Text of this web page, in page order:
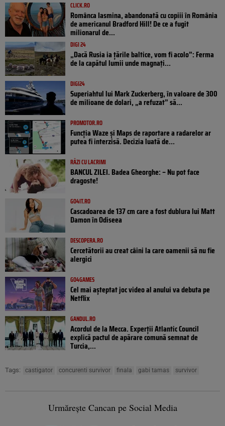
CLICK.RO
Românca Iasmina, abandonată cu copiii în România
de americanul Bradford Hill! De ce a fugit
milionarul de...
DIGI 24
„Dacă Rusia ia țările baltice, vom fi acolo”: Ferma
de la capătul lumii unde magnați...
DIGI24
Superiahtul lui Mark Zuckerberg, în valoare de 300
de milioane de dolari, „a refuzat” să...
PROMOTOR.RO
Funcția Waze și Maps de raportare a radarelor ar
putea fi interzisă. Decizia luată de...
RÂZI CU LACRIMI
BANCUL ZILEI. Badea Gheorghe: – Nu pot face
dragoste!
GO4IT.RO
Cascadoarea de 137 cm care a fost dublura lui Matt
Damon în Odiseea
DESCOPERA.RO
Cercetătorii au creat câini la care oamenii să nu fie
alergici
GO4GAMES
Cel mai așteptat joc video al anului va debuta pe
Netflix
GANDUL.RO
Acordul de la Mecca. Experții Atlantic Council
explică pactul de apărare comună semnat de
Turcia,...
Tags: castigator concurenti survivor finala gabi tamas survivor
Urmărește Cancan pe Social Media